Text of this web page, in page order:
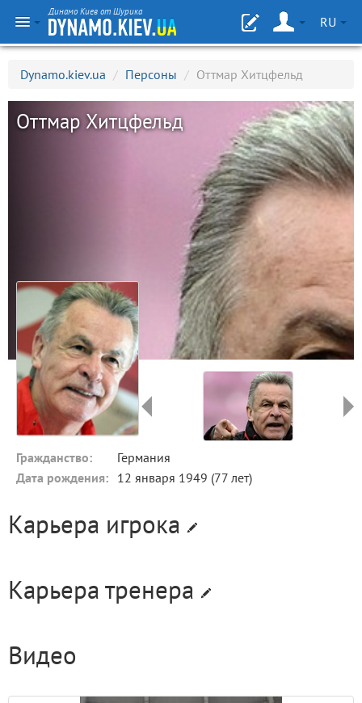
Динамо Киев от Шурика
RU
Dynamo.kiev.ua / Персоны / Оттмар Хитцфельд
Оттмар Хитцфельд
Гражданство:
Германия
Дата рождения: 12 января 1949 (77 лет)
Карьера игрока
Карьера тренера
Видео